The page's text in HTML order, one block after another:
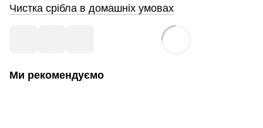
Чистка срібла в домашніх умовах
Ми рекомендуємо